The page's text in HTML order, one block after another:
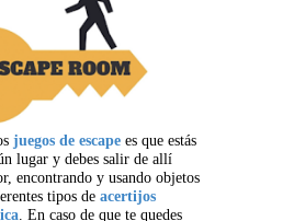
juegos de escape es que estás
lugar y debes salir de allí
encontrando y usando objetos
tipos de acertijos
. En caso de que te quedes